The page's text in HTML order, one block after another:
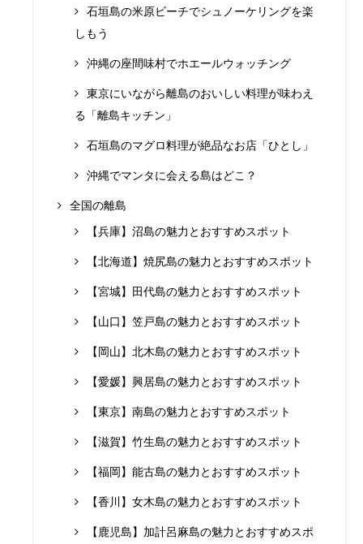
石垣島の米原ビーチでシュノーケリングを楽
しもう
沖縄の座間味村でホエールウォッチング
東京にいながら離島のおいしい料理が味わえ
る「離島キッチン」
石垣島のマグロ料理が絶品なお店「ひとし」
沖縄でマンタに会える島はどこ？
全国の離島
【兵庫】沼島の魅力とおすすめスポット
【北海道】焼尻島の魅力とおすすめスポット
【宮城】田代島の魅力とおすすめスポット
【山口】笠戸島の魅力とおすすめスポット
【岡山】北木島の魅力とおすすめスポット
【愛媛】興居島の魅力とおすすめスポット
【東京】南島の魅力とおすすめスポット
【滋賀】竹生島の魅力とおすすめスポット
【福岡】能古島の魅力とおすすめスポット
【香川】女木島の魅力とおすすめスポット
【鹿児島】加計呂麻島の魅力とおすすめスポ